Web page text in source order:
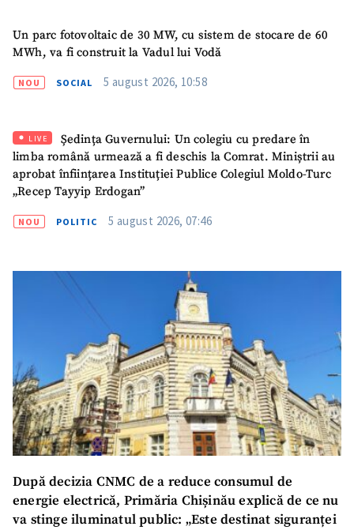
Un parc fotovoltaic de 30 MW, cu sistem de stocare de 60
MWh, va fi construit la Vadul lui Vodă
NOU SOCIAL 5 august 2026, 10:58
LIVE
Ședința Guvernului: Un colegiu cu predare în
limba română urmează a fi deschis la Comrat. Miniștrii au
aprobat înființarea Instituției Publice Colegiul Moldo-Turc
„Recep Tayyip Erdogan”
NOU POLITIC 5 august 2026, 07:46
După decizia CNMC de a reduce consumul de
energie electrică, Primăria Chișinău explică de ce nu
va stinge iluminatul public: „Este destinat siguranței
Mesajul știrei
+ Mesajul știrei
CONTACT SURSĂ
Sursă anonimă
Nume+ Numele meu
Am citit și sunt de
acord cu politica de
confidențialitate.
TRIMITE ȘTIREA